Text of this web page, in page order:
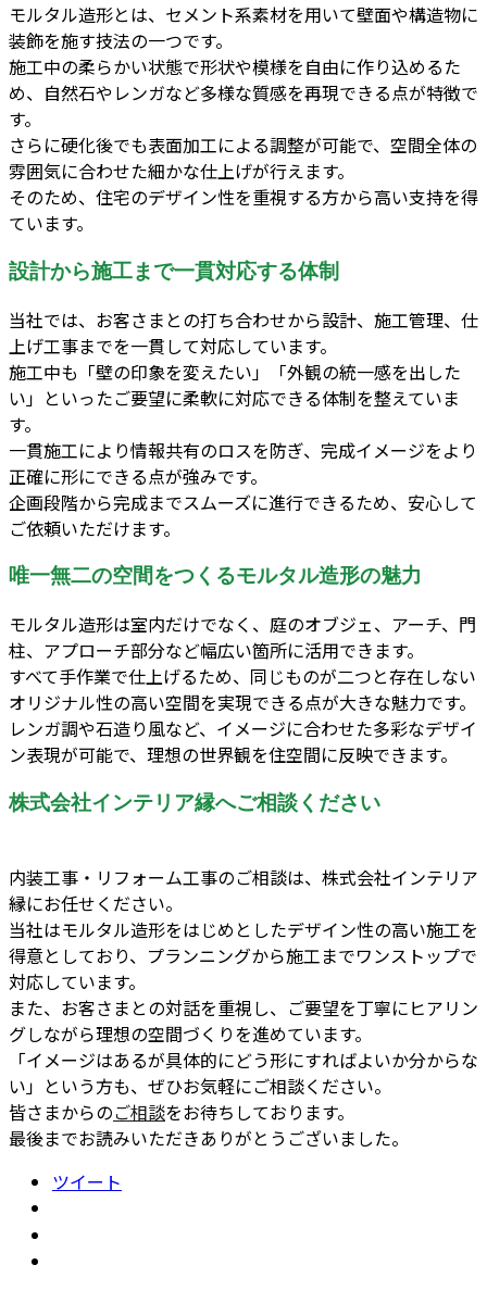
モルタル造形とは、セメント系素材を用いて壁面や構造物に
装飾を施す技法の一つです。
施工中の柔らかい状態で形状や模様を自由に作り込めるた
め、自然石やレンガなど多様な質感を再現できる点が特徴で
す。
さらに硬化後でも表面加工による調整が可能で、空間全体の
雰囲気に合わせた細かな仕上げが行えます。
そのため、住宅のデザイン性を重視する方から高い支持を得
ています。
設計から施工まで一貫対応する体制
当社では、お客さまとの打ち合わせから設計、施工管理、仕
上げ工事までを一貫して対応しています。
施工中も「壁の印象を変えたい」「外観の統一感を出した
い」といったご要望に柔軟に対応できる体制を整えていま
す。
一貫施工により情報共有のロスを防ぎ、完成イメージをより
正確に形にできる点が強みです。
企画段階から完成までスムーズに進行できるため、安心して
ご依頼いただけます。
唯一無二の空間をつくるモルタル造形の魅力
モルタル造形は室内だけでなく、庭のオブジェ、アーチ、門
柱、アプローチ部分など幅広い箇所に活用できます。
すべて手作業で仕上げるため、同じものが二つと存在しない
オリジナル性の高い空間を実現できる点が大きな魅力です。
レンガ調や石造り風など、イメージに合わせた多彩なデザイ
ン表現が可能で、理想の世界観を住空間に反映できます。
株式会社インテリア縁へご相談ください
内装工事・リフォーム工事のご相談は、株式会社インテリア
縁にお任せください。
当社はモルタル造形をはじめとしたデザイン性の高い施工を
得意としており、プランニングから施工までワンストップで
対応しています。
また、お客さまとの対話を重視し、ご要望を丁寧にヒアリン
グしながら理想の空間づくりを進めています。
「イメージはあるが具体的にどう形にすればよいか分からな
い」という方も、ぜひお気軽にご相談ください。
皆さまからのご相談をお待ちしております。
最後までお読みいただきありがとうございました。
ツイート